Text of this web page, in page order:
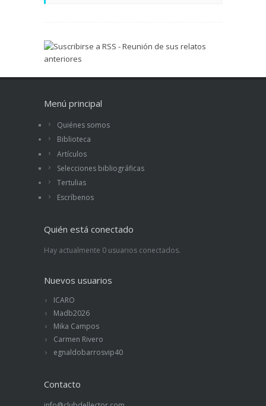
Menú principal
Quiénes somos
Biblioteca
Artículos
Selecciones bibliográficas
Tertulias
Escríbenos
Quién está conectado
Hay actualmente 0 usuarios conectados.
Nuevos usuarios
ICARO
Madb2026
Mika Campos
Carmen Rivero
egnaldobarrosvip40
Contacto